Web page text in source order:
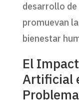
desarrollo
promuevan
bienestar
El
Artificial